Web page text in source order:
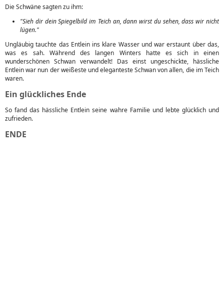
Die Schwäne sagten zu ihm:
"Sieh dir dein Spiegelbild im Teich an, dann wirst du sehen, dass wir nicht
lügen."
Ungläubig tauchte das Entlein ins klare Wasser und war erstaunt über das,
was es sah. Während des langen Winters hatte es sich in einen
wunderschönen Schwan verwandelt! Das einst ungeschickte, hässliche
Entlein war nun der weißeste und eleganteste Schwan von allen, die im Teich
waren.
Ein glückliches Ende
So fand das hässliche Entlein seine wahre Familie und lebte glücklich und
zufrieden.
ENDE